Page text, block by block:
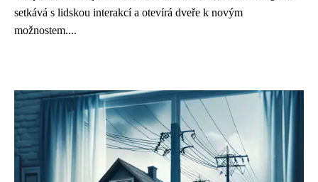
setkává s lidskou interakcí a otevírá dveře k novým
možnostem....